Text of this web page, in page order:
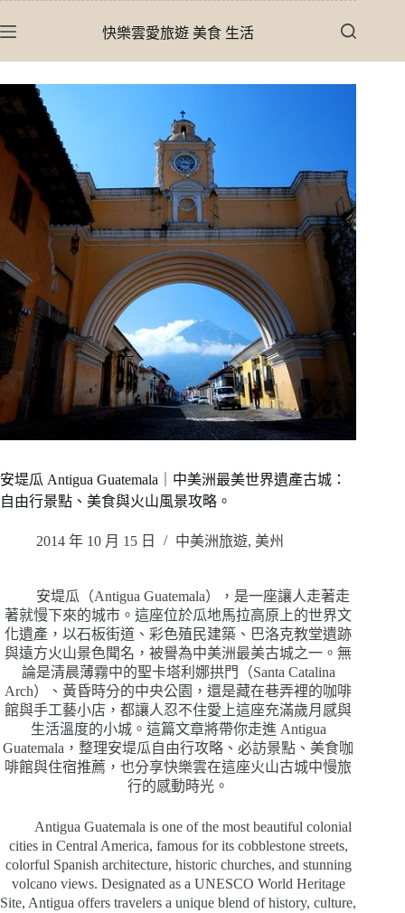
至
內
快樂雲愛旅遊 美食 生活
安堤瓜 Antigua Guatemala｜中美洲最美世界遺產古城：
自由行景點、美食與火山風景攻略。
2014 年 10 月 15 日 中美洲旅遊, 美州
安堤瓜（Antigua Guatemala），是一座讓人走著走
著就慢下來的城市。這座位於瓜地馬拉高原上的世界文
化遺產，以石板街道、彩色殖民建築、巴洛克教堂遺跡
與遠方火山景色聞名，被譽為中美洲最美古城之一。無
論是清晨薄霧中的聖卡塔利娜拱門（Santa Catalina
Arch）、黃昏時分的中央公園，還是藏在巷弄裡的咖啡
館與手工藝小店，都讓人忍不住愛上這座充滿歲月感與
生活溫度的小城。這篇文章將帶你走進 Antigua
Guatemala，整理安堤瓜自由行攻略、必訪景點、美食咖
啡館與住宿推薦，也分享快樂雲在這座火山古城中慢旅
行的感動時光。
Antigua Guatemala is one of the most beautiful colonial
cities in Central America, famous for its cobblestone streets,
colorful Spanish architecture, historic churches, and stunning
volcano views. Designated as a UNESCO World Heritage
Site, Antigua offers travelers a unique blend of history, culture,